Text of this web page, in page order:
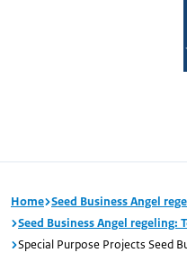
Home Seed Business Angel
Seed Business Angel regeling:
Special Purpose Projects Seed